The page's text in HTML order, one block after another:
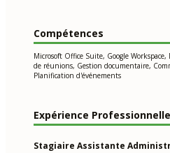
Compétences
Microsoft Office Suite, Google
de réunions, Gestion documentaire,
Planification d'événements
Expérience Professionnelle
Stagiaire Assistante